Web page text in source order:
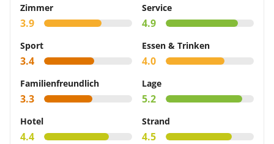
Zimmer
3.9
Service
4.9
Sport
3.4
Essen & Trinken
4.0
Familienfreundlich
3.3
Lage
5.2
Hotel
4.4
Strand
4.5